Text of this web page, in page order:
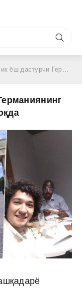
йирик компаниясида ишламоқда